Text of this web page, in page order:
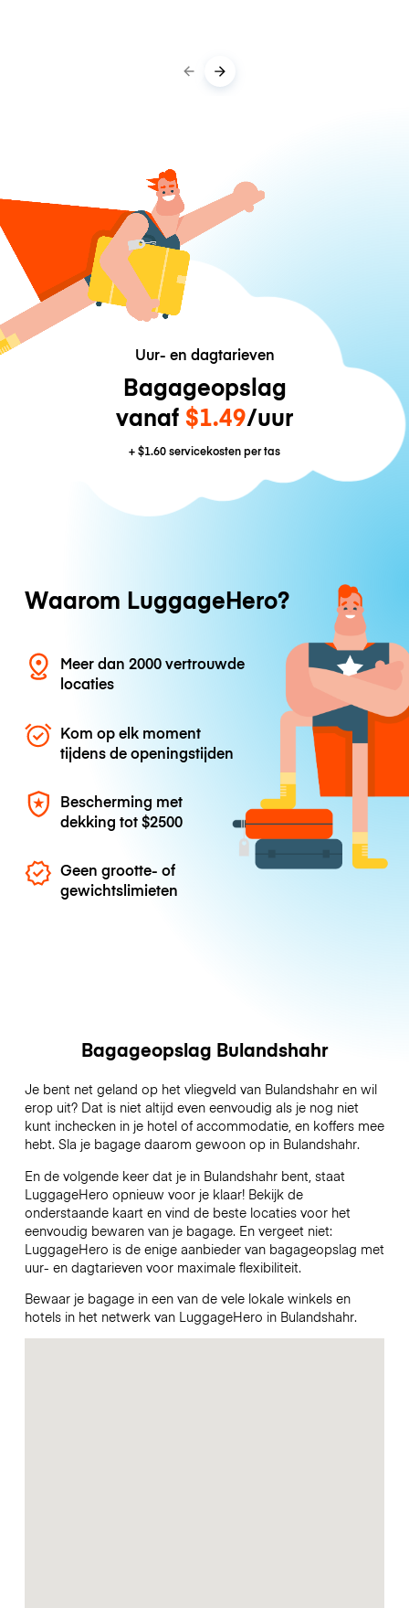
Uur- en dagtarieven
Bagageopslag
vanaf $1.49/uur
+$1.60servicekosten per tas
Waarom LuggageHero?
Meer dan 2000 vertrouwde
locaties
Kom op elk moment
tijdens de openingstijden
Bescherming met
dekking tot$2500
Geen grootte- of
gewichtslimieten
Bagageopslag Bulandshahr
Je bent net geland op het vliegveld van Bulandshahr en wil
erop uit? Dat is niet altijd even eenvoudig als je nog niet
kunt inchecken in je hotel of accommodatie, en koffers mee
hebt. Sla je bagage daarom gewoon op in Bulandshahr.
En de volgende keer dat je in Bulandshahr bent, staat
LuggageHero opnieuw voor je klaar! Bekijk de
onderstaande kaart en vind de beste locaties voor het
eenvoudig bewaren van je bagage. En vergeet niet:
LuggageHero is de enige aanbieder van bagageopslag met
uur- en dagtarieven voor maximale flexibiliteit.
Bewaar je bagage in een van de vele lokale winkels en
hotels in het netwerk van LuggageHero in Bulandshahr.